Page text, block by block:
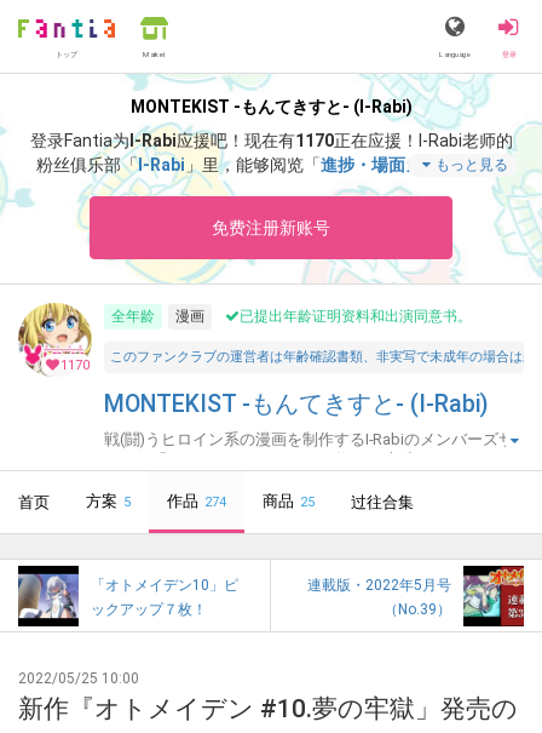
トップ Market Language 登录
MONTEKIST -もんてきすと- (I-Rabi)
登录Fantia为I-Rabi应援吧！ 现在有1170正在应援！
I-Rabi老师的
粉丝俱乐部「I-Rabi 」里，能够阅览「進捗・場面カット VOL.9
0 」等特别内容。
もっと見る
免费注册新账号
1170
全年龄 漫画 已提出年龄证明资料和出演同意书。
このファンクラブの運営者は年齢確認書類、非実写で未成年の場合は
MONTEKIST -もんてきすと- (I-Rabi)
戦(闘)うヒロイン系の漫画を制作するI-Rabiのメンバーズサ
首页 方案 5 作品 274 商品 25 过往合集
「オトメイデン10」ピ
ックアップ７枚！
連載版・2022年5月号
（No.39）
2022/05/25 10:00
新作『オトメイデン #10.夢の牢獄」発売の